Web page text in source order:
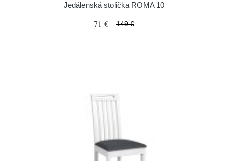
Jedálenská stolička ROMA 10
71 € 149 €